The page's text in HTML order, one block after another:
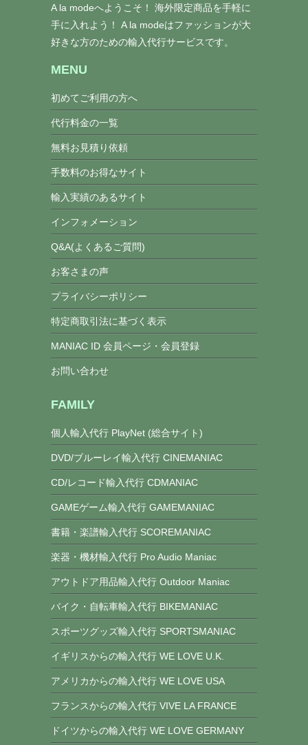
A la modeへようこそ！ 海外限定商品を手軽に
手に入れよう！ A la modeはファッションが大
好きな方のための輸入代行サービスです。
MENU
初めてご利用の方へ
代行料金の一覧
無料お見積り依頼
手数料のお得なサイト
輸入実績のあるサイト
インフォメーション
Q&A(よくあるご質問)
お客さまの声
プライバシーポリシー
特定商取引法に基づく表示
MANIAC ID 会員ページ・会員登録
お問い合わせ
FAMILY
個人輸入代行 PlayNet (総合サイト)
DVD/ブルーレイ輸入代行 CINEMANIAC
CD/レコード輸入代行 CDMANIAC
GAMEゲーム輸入代行 GAMEMANIAC
書籍・楽譜輸入代行 SCOREMANIAC
楽器・機材輸入代行 Pro Audio Maniac
アウトドア用品輸入代行 Outdoor Maniac
バイク・自転車輸入代行 BIKEMANIAC
スポーツグッズ輸入代行 SPORTSMANIAC
イギリスからの輸入代行 WE LOVE U.K.
アメリカからの輸入代行 WE LOVE USA
フランスからの輸入代行 VIVE LA FRANCE
ドイツからの輸入代行 WE LOVE GERMANY